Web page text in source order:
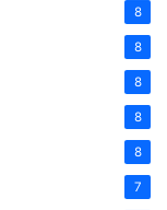
8
8
8
8
8
7